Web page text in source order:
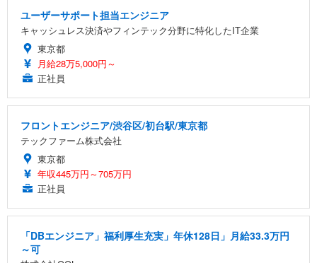
ユーザーサポート担当エンジニア
キャッシュレス決済やフィンテック分野に特化したIT企業
東京都
月給28万5,000円～
正社員
フロントエンジニア/渋谷区/初台駅/東京都
テックファーム株式会社
東京都
年収445万円～705万円
正社員
「DBエンジニア」福利厚生充実」年休128日」月給33.3万円
～可